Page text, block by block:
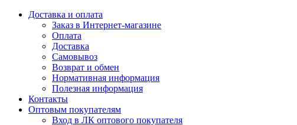
Доставка и оплата
Заказ в Интернет-магазине
Оплата
Доставка
Самовывоз
Возврат и обмен
Нормативная информация
Полезная информация
Контакты
Оптовым покупателям
Вход в ЛК оптового покупателя